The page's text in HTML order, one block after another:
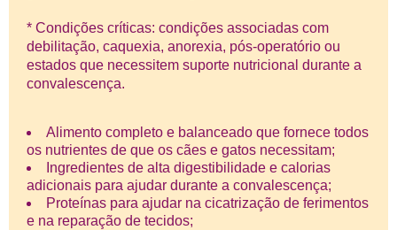
* Condições críticas: condições associadas com
debilitação, caquexia, anorexia, pós-operatório ou
estados que necessitem suporte nutricional durante a
convalescença.
Alimento completo e balanceado que fornece todos
os nutrientes de que os cães e gatos necessitam;
Ingredientes de alta digestibilidade e calorias
adicionais para ajudar durante a convalescença;
Proteínas para ajudar na cicatrização de ferimentos
e na reparação de tecidos;